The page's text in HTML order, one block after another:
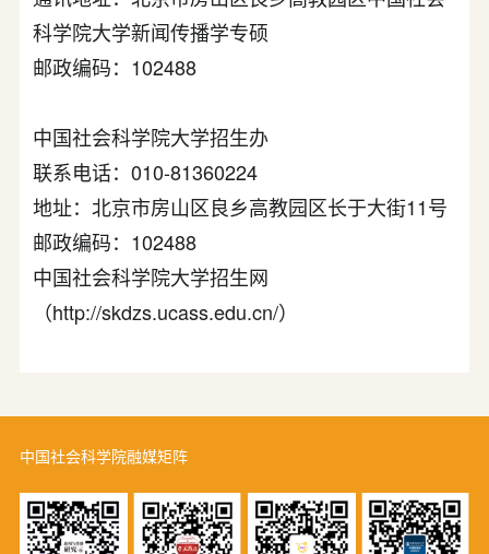
科学院大学新闻传播学专硕
邮政编码：102488
中国社会科学院大学招生办
联系电话：010-81360224
地址：北京市房山区良乡高教园区长于大街11号
邮政编码：102488
中国社会科学院大学招生网
（http://skdzs.ucass.edu.cn/）
中国社会科学院融媒矩阵